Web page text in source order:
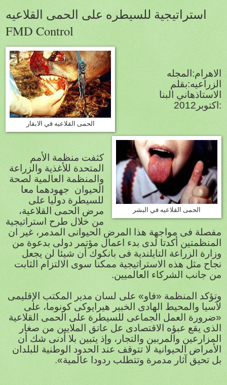
استراتيجية للسيطره على الحمى القلاعيه
FMD Control
الحمى القلاعيه في الابقار
الحمى القلاعيه في البشر
الاهرام:المجله
الزراعيه:بقلم
الاستاذهاني البنا
:اكتوبر 2012
كثفت منظمة الأمم
المتحدة للأغذية والزراعة
والمنظمة العالمية لصحة
الحيوان جهودهما معا
للسيطرة دوليا على
مرض الحمى القلاعية،
من خلال طرح استراتيجية
مفصلة فى مواجهة هذا المرض الحيوانى المدمر، غير ان
المنظمتين أكدتا لدى بدء اعمال مؤتمر دولى بدعوة من
وزارة الزراعة التايلندية فى بانكوك أن شيئا لن يجعل
نجاح مثل هذه الاستراتيجية ممكنا سوى الالتزام الثابت
من جانب الشركاء العالميين.
وتؤكد المنظمة «فاو» على لسان مدير المكتب الإقليمى
لآسيا والمحيط الهادى الخبير هيرايوكى كونوما، على
«ضرورة العمل الجماعى للسيطرة على الحمى القلاعية
الذى يقع عبؤه الاقتصادى عل عاتق الملايين من صغار
المزارعين والمربين والتجار، وإذ يتبين بلا أدنى شك أن
الأمراض الحيوانية لا تتوقف عند الحدود الوطنية للبلدان
بل تحيق آثار مدمرة وتتطلب ردودا عالمية».